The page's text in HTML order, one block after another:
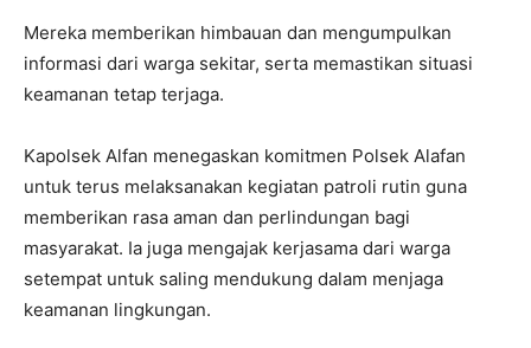
Mereka memberikan himbauan dan mengumpulkan
informasi dari warga sekitar, serta memastikan situasi
keamanan tetap terjaga.
Kapolsek Alfan menegaskan komitmen Polsek Alafan
untuk terus melaksanakan kegiatan patroli rutin guna
memberikan rasa aman dan perlindungan bagi
masyarakat. Ia juga mengajak kerjasama dari warga
setempat untuk saling mendukung dalam menjaga
keamanan lingkungan.